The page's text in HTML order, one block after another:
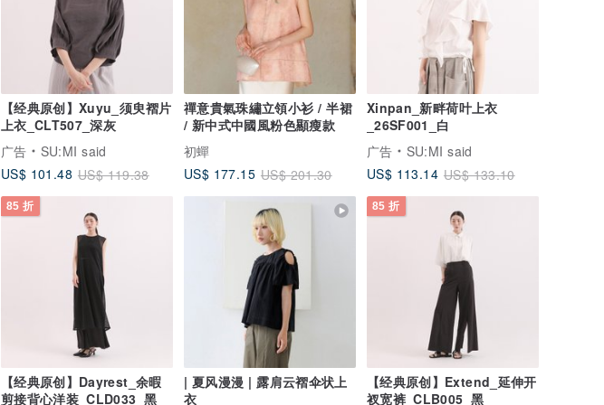
【经典原创】Xuyu_须臾褶片
上衣_CLT507_深灰
广告
SU:MI said
US$ 101.48 US$ 119.38
禪意貴氣珠繡立領小衫 / 半裙
/ 新中式中國風粉色顯瘦款
初蟬
US$ 177.15 US$ 201.30
Xinpan_新畔荷叶上衣
_26SF001_白
广告
SU:MI said
US$ 113.14 US$ 133.10
85 折
【经典原创】Dayrest_余暇
剪接背心洋装_CLD033_黑
| 夏风漫漫 | 露肩云褶伞状上
衣
85 折
【经典原创】Extend_延伸开
衩宽裤_CLB005_黑